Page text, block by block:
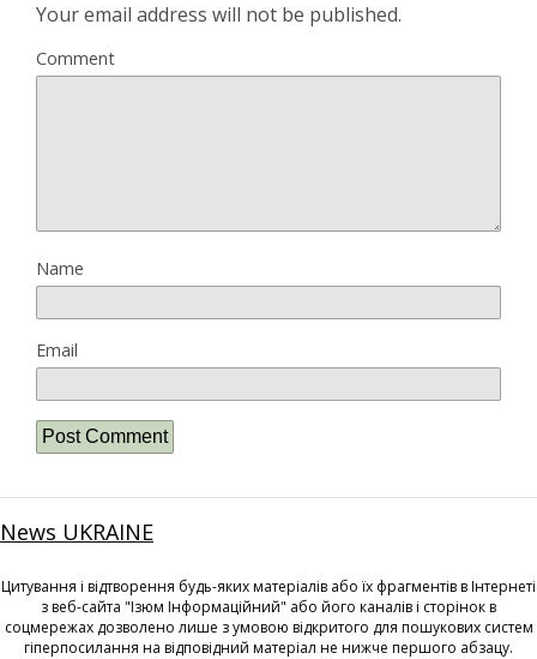
Your email address will not be published.
Comment
Name
Email
News UKRAINE
Цитування і відтворення будь-яких матеріалів або їх фрагментів в Інтернеті
з веб-сайта "Ізюм Інформаційний" або його каналів і сторінок в
соцмережах дозволено лише з умовою відкритого для пошукових систем
гіперпосилання на відповідний матеріал не нижче першого абзацу.